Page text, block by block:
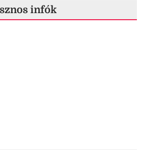
infók